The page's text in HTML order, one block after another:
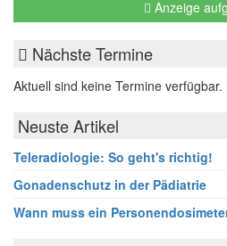
Anzeige
Nächste Termine
Aktuell sind keine Termine verfügbar.
Neuste Artikel
Teleradiologie: So geht's richtig!
Gonadenschutz in der Pädiatrie
Wann muss ein